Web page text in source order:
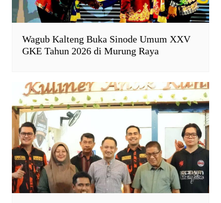
Wagub Kalteng Buka Sinode Umum XXV
GKE Tahun 2026 di Murung Raya